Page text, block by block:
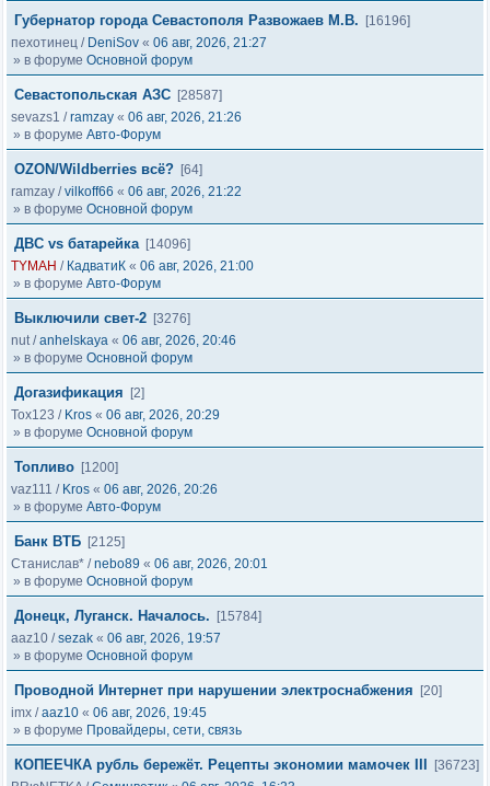
Губернатор города Севастополя Развожаев М.В.
[16196]
пехотинец / DeniSov « 06 авг, 2026, 21:27
» в форуме Основной форум
Севастопольская АЗС [28587]
sevazs1 /ramzay « 06 авг, 2026, 21:26
» в форуме Авто-Форум
OZON/Wildberries всё? [64]
ramzay /vilkoff66 « 06 авг, 2026, 21:22
» в форуме Основной форум
ДВС vs батарейка [14096]
TYMAH / КадватиК « 06 авг, 2026, 21:00
» в форуме Авто-Форум
Выключили свет-2 [3276]
nut/anhelskaya « 06 авг, 2026, 20:46
» в форуме Основной форум
Догазификация
[2]
Tox123 / Kros « 06 авг, 2026, 20:29
» в форуме Основной форум
Топливо [1200]
vaz111 / Kros « 06 авг, 2026, 20:26
» в форуме Авто-Форум
Банк ВТБ [2125]
Станислав* /nebo89 « 06 авг, 2026, 20:01
» в форуме Основной форум
Донецк, Луганск. Началось.
[15784]
aaz10 /sezak « 06 авг, 2026, 19:57
» в форуме Основной форум
Проводной Интернет при нарушении электроснабжения
[20]
imx /aaz10 « 06 авг, 2026, 19:45
» в форуме Провайдеры, сети, связь
КОПЕЕЧКА рубль бережёт. Рецепты экономии мамочек III
[36723]